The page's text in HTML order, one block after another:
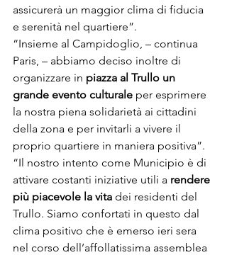
assicurerà un maggior clima di fiducia
e serenità nel quartiere”.
“Insieme al Campidoglio, – continua
Paris, – abbiamo deciso inoltre di
organizzare in piazza al Trullo un
grande evento culturale per esprimere
la nostra piena solidarietà ai cittadini
della zona e per invitarli a vivere il
proprio quartiere in maniera positiva”.
“Il nostro intento come Municipio è di
attivare costanti iniziative utili a rendere
più piacevole la vita dei residenti del
Trullo. Siamo confortati in questo dal
clima positivo che è emerso ieri sera
nel corso dell’affollatissima assemblea